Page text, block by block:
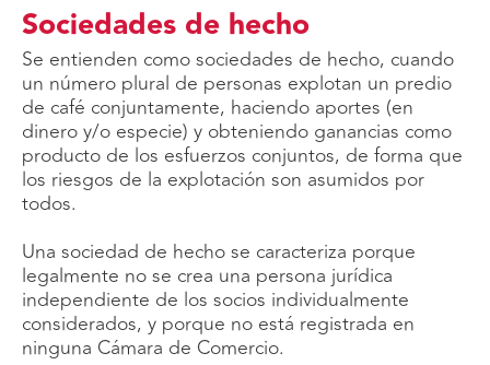
Sociedades de hecho
Se entienden como sociedades de hecho, cuando
un número plural de personas explotan un predio
de café conjuntamente, haciendo aportes (en
dinero y/o especie) y obteniendo ganancias como
producto de los esfuerzos conjuntos, de forma que
los riesgos de la explotación son asumidos por
todos.
Una sociedad de hecho se caracteriza porque
legalmente no se crea una persona jurídica
independiente de los socios individualmente
considerados, y porque no está registrada en
ninguna Cámara de Comercio.